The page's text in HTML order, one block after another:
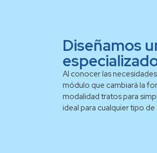
Diseñamos
Al conocer las
módulo que cambiará la
modalidad tratos para
ideal para cualquier tipo de